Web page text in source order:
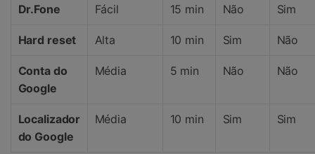
Dr.Fone Fácil 15 min Não Sim
Hard reset Alta 10 min Sim Não
Conta do
Google
Média 5 min Não Não
Localizador
do Google
Média 10 min Sim Sim